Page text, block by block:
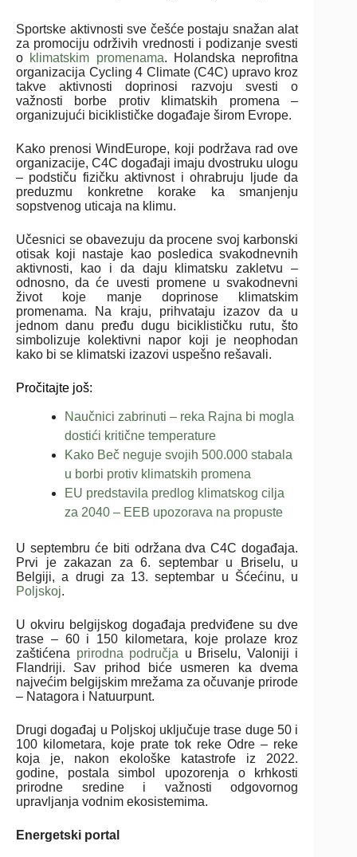
Sportske aktivnosti sve češće postaju snažan alat
za promociju održivih vrednosti i podizanje svesti
o klimatskim promenama. Holandska neprofitna
organizacija Cycling 4 Climate (C4C) upravo kroz
takve aktivnosti doprinosi razvoju svesti o
važnosti borbe protiv klimatskih promena –
organizujući biciklističke događaje širom Evrope.
Kako prenosi WindEurope, koji podržava rad ove
organizacije, C4C događaji imaju dvostruku ulogu
– podstiču fizičku aktivnost i ohrabruju ljude da
preduzmu konkretne korake ka smanjenju
sopstvenog uticaja na klimu.
Učesnici se obavezuju da procene svoj karbonski
otisak koji nastaje kao posledica svakodnevnih
aktivnosti, kao i da daju klimatsku zakletvu –
odnosno, da će uvesti promene u svakodnevni
život koje manje doprinose klimatskim
promenama. Na kraju, prihvataju izazov da u
jednom danu pređu dugu biciklističku rutu, što
simbolizuje kolektivni napor koji je neophodan
kako bi se klimatski izazovi uspešno rešavali.
Pročitajte još:
Naučnici zabrinuti – reka Rajna bi mogla
dostići kritične temperature
Kako Beč neguje svojih 500.000 stabala
u borbi protiv klimatskih promena
EU predstavila predlog klimatskog cilja
za 2040 – EEB upozorava na propuste
U septembru će biti održana dva C4C događaja.
Prvi je zakazan za 6. septembar u Briselu, u
Belgiji, a drugi za 13. septembar u Šćećinu, u
Poljskoj.
U okviru belgijskog događaja predviđene su dve
trase – 60 i 150 kilometara, koje prolaze kroz
zaštićena prirodna područja u Briselu, Valoniji i
Flandriji. Sav prihod biće usmeren ka dvema
najvećim belgijskim mrežama za očuvanje prirode
– Natagora i Natuurpunt.
Drugi događaj u Poljskoj uključuje trase duge 50 i
100 kilometara, koje prate tok reke Odre – reke
koja je, nakon ekološke katastrofe iz 2022.
godine, postala simbol upozorenja o krhkosti
prirodne sredine i važnosti odgovornog
upravljanja vodnim ekosistemima.
Energetski portal